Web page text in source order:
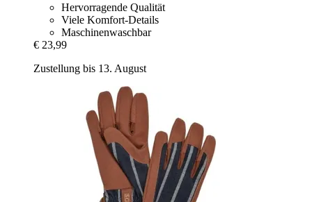
Hervorragende Qualität
Viele Komfort-Details
Maschinenwaschbar
€ 23,99
Zustellung bis 13. August